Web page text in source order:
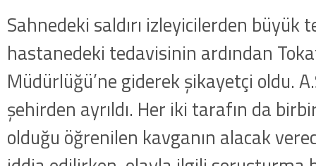
getirildi .
Sahnedeki saldırı izleyicilerden büyük
hastanedeki tedavisinin ardından
Müdürlüğü’ne giderek şikayetçi oldu.
şehirden ayrıldı. Her iki tarafın da
olduğu öğrenilen kavganın alacak